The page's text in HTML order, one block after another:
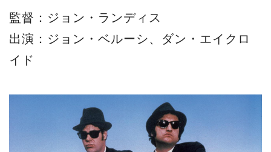
監督：ジョン・ランディス
出演：ジョン・ベルーシ、ダン・エイクロ
イド